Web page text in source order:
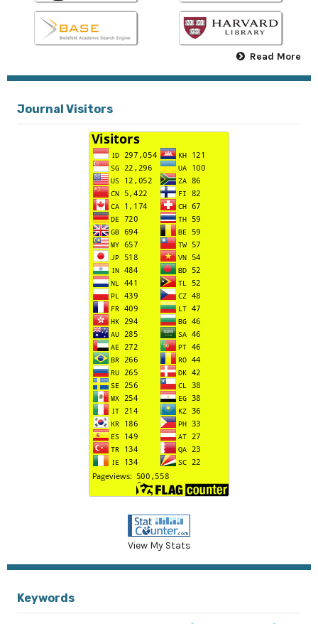
Read More
Journal Visitors
View My Stats
Keywords